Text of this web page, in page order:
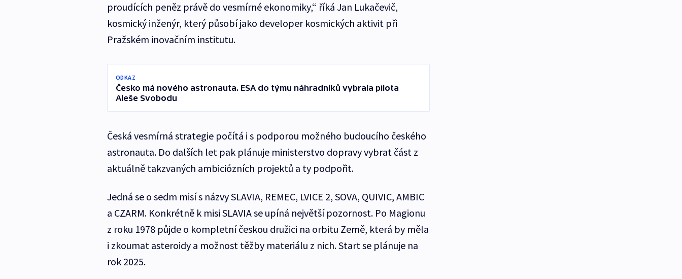
proudících peněz právě do vesmírné ekonomiky,“ říká Jan Lukačevič,
kosmický inženýr, který působí jako developer kosmických aktivit při
Pražském inovačním institutu.
ODKAZ
Česko má nového astronauta. ESA do týmu náhradníků vybrala pilota
Aleše Svobodu
Česká vesmírná strategie počítá i s podporou možného budoucího českého
astronauta. Do dalších let pak plánuje ministerstvo dopravy vybrat část z
aktuálně takzvaných ambiciózních projektů a ty podpořit.
Jedná se o sedm misí s názvy SLAVIA, REMEC, LVICE 2, SOVA, QUIVIC, AMBIC
a CZARM. Konkrétně k misi SLAVIA se upíná největší pozornost. Po Magionu
z roku 1978 půjde o kompletní českou družici na orbitu Země, která by měla
i zkoumat asteroidy a možnost těžby materiálu z nich. Start se plánuje na
rok 2025.